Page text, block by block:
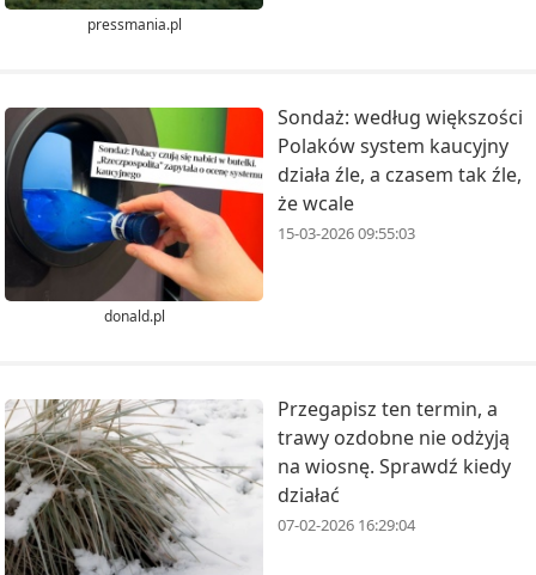
pressmania.pl
donald.pl
Sondaż: według większości
Polaków system kaucyjny
działa źle, a czasem tak źle,
że wcale
15-03-2026 09:55:03
Przegapisz ten termin, a
trawy ozdobne nie odżyją
na wiosnę. Sprawdź kiedy
działać
07-02-2026 16:29:04